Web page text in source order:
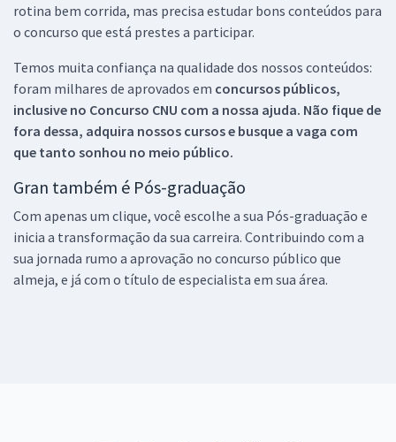
rotina bem corrida, mas precisa estudar bons conteúdos para
o concurso que está prestes a participar.
Temos muita confiança na qualidade dos nossos conteúdos:
foram milhares de aprovados em concursos públicos,
inclusive no Concurso CNU com a nossa ajuda. Não fique de
fora dessa, adquira nossos cursos e busque a vaga com
que tanto sonhou no meio público.
Gran também é Pós-graduação
Com apenas um clique, você escolhe a sua Pós-graduação e
inicia a transformação da sua carreira. Contribuindo com a
sua jornada rumo a aprovação no concurso público que
almeja, e já com o título de especialista em sua área.